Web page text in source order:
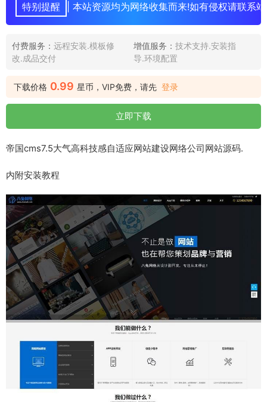
特别提醒 | 本站资源均为网络收集而来!如有侵权请联系
付费服务： 远程安装.模板修
改.成品交付
增值服务： 技术支持.安装指
导.环境配置
下载价格 0.99 星币，VIP免费，请先 登录
立即下载
帝国cms7.5大气高科技感自适应网站建设网络公司网站源码.
内附安装教程